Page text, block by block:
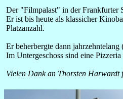
Der "Filmpalast" in der Frankfurter
Er ist bis heute als klassicher
Platzanzahl.
Er beherbergte dann
Im Untergeschoss sind eine
Vielen Dank an Thorsten Harwardt